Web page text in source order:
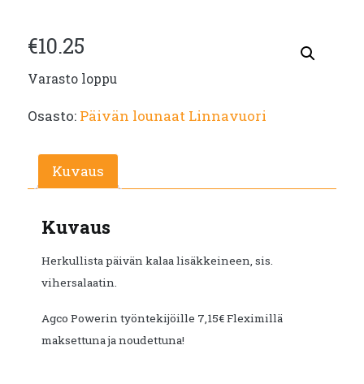
€10.25
Varasto loppu
Osasto: Päivän lounaat Linnavuori
Kuvaus
Kuvaus
Herkullista päivän kalaa lisäkkeineen, sis.
vihersalaatin.
Agco Powerin työntekijöille 7,15€ Fleximillä
maksettuna ja noudettuna!